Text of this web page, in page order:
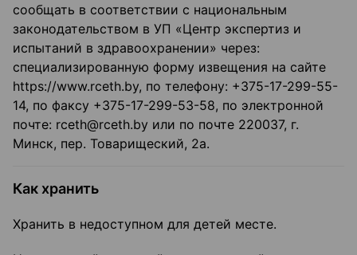
сообщать в соответствии с национальным
законодательством в УП «Центр экспертиз и
испытаний в здравоохранении» через:
специализированную форму извещения на сайте
https://www.rceth.by, по телефону: +375-17-299-55-
14, по факсу +375-17-299-53-58, по электронной
почте: rceth@rceth.by или по почте 220037, г.
Минск, пер. Товарищеский, 2а.
Как хранить
Хранить в недоступном для детей месте.